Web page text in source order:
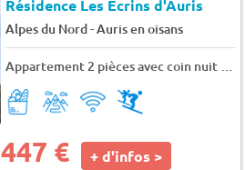
Résidence Les Ecrins d'Auris
Alpes du Nord-Auris en oisans
Appartement 2 pièces avec coin nuit 6 personnes supérieur
447 € + d'infos >